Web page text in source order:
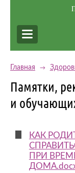
Главная →
Памятки,
и
КАК
ПРИ